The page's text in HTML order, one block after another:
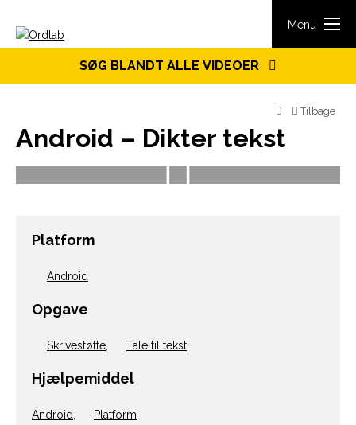
Menu
SØG BLANDT ALLE VIDEOER
Tilbage
Android – Dikter tekst
Platform
Android
Opgave
Skrivestøtte Tale til tekst
Hjælpemiddel
Android Platform